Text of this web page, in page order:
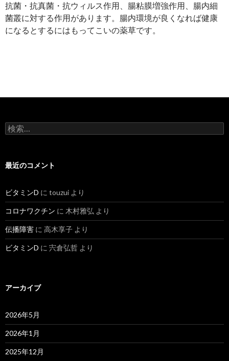
抗菌・抗真菌・抗ウィルス作用、腸粘膜増強作用、腸内細
菌叢に対する作用があります。腸内環境が良くなれば健康
になるとするにはもってこいの薬草です。
検
索:
最近のコメント
ビタミンD に touzui より
コロナワクチン に 木村雅弘 より
伝播障害 に 高木享子 より
ビタミンD に 宍倉弘哲 より
アーカイブ
2026年5月
2026年1月
2025年12月